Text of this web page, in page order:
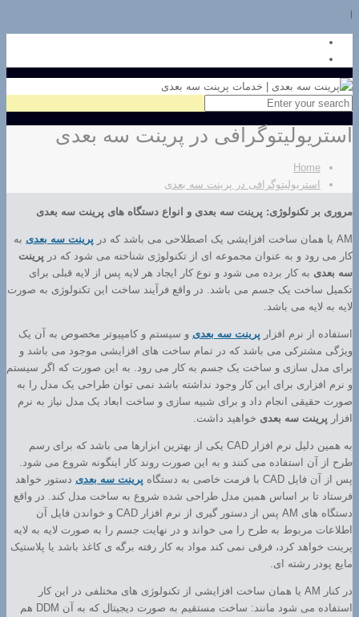
استریولیتوگرافی در پرینت سه بعدی
Home
استریولیتوگرافی در پرینت سه بعدی
مروری بر تکنولوژی: پرینت سه بعدی و انواع دستگاه های پرینت سه بعدی
AM یا همان ساخت افزایشی یک اصطلاحی می باشد که در پرینت سه بعدی به
کار می رود و به عنوان مجموعه ای از تکنولوژی شناخته می شود که در پرینت
سه بعدی به کار برده می شود و نوع کار ایجاد هر لایه پس از لایه قبلی برای
تکمیل ساخت یک جسم می باشد. در واقع فرآیند ساخت این تکنولوژی به صورت
لایه به لایه می باشد.
استفاده از نرم افزار پرینت سه بعدی و سیستم و کامپیوتر مخصوص به آن یک
ویژگی مشترکی می باشد که در تمام ساخت های افزایشی موجود می باشد و
برای مدل سازی و ساخت یک جسم به کار می رود. به این صورت که اگر سیستم
و نرم افزاری برای این کار وجود نداشته باشد نمی توان طراحی یک مدل را به
صورت حقیقی انجام داد و برای شبیه سازی و ساخت ابعاد یک مدل نیاز به نرم
افزار پرینت سه بعدی خواهید داشت.
به همین دلیل نرم افزار CAD یکی از بهترین ابزارها می باشد که برای رسم
طرح از آن استفاده می کنند و به این صورت روند کار اینگونه شروع می شود.
پس از آن فایل CAD با فرمت خاصی به دستگاه
پرینت سه بعدی دستور خواهد
فرستاد تا بر اساس همین مدل طراحی شده شروع به ساخت مدل کند. در واقع
دستگاه های AM پس از دستور گیری از نرم افزار CAD و خواندن فایل آن
اطلاعات مربوط به طرح را می خواند و در نهایت جسم را به صورت لایه به لایه
پرینت خواهد کرد، فرقی نمی کند مواد به کار رفته برگه ی کاغذ باشد یا پلاستیک
مایع پودر رشته ای.
در کنار AM یا همان ساخت افزایشی از تکنولوژی های مختلفی در این کار
استفاده می شود مانند: ساخت مستقیم به صورت دیجیتال که به آن DDM هم